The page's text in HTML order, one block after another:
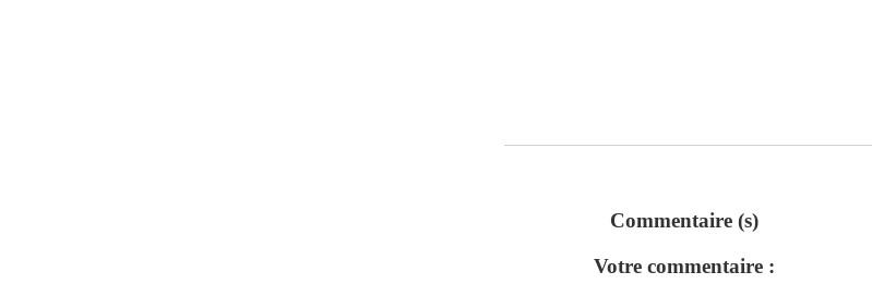
Commentaire (s)
Votre commentaire :